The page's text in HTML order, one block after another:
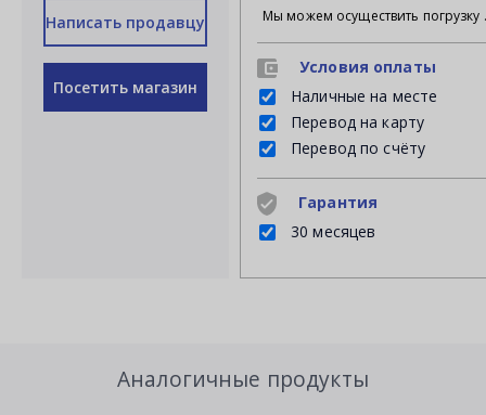
Написать продавцу
Посетить магазин
Мы можем осуществить погрузку
Условия оплаты
Наличные на месте
Перевод на карту
Перевод по счёту
Гарантия
30 месяцев
Аналогичные продукты